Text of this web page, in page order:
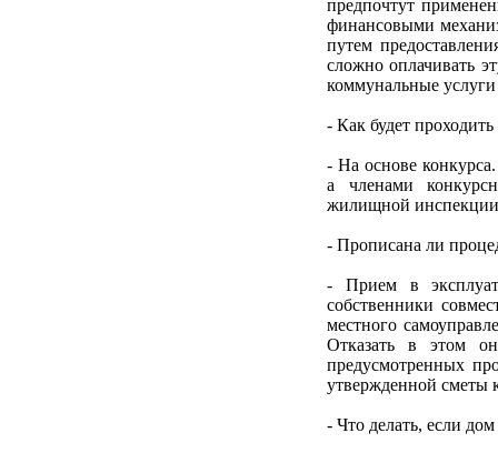
предпочтут
финансовыми
путем
сложно оплачивать
коммунальные
- Как будет
- На основе
а членами
жилищной инспекции
- Прописана ли
- Прием в
собственники
местного
Отказать в этом
предусмотренных
утвержденной сметы
- Что делать, если